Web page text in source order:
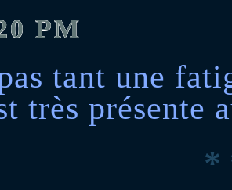
PM
tant une
très présente
*